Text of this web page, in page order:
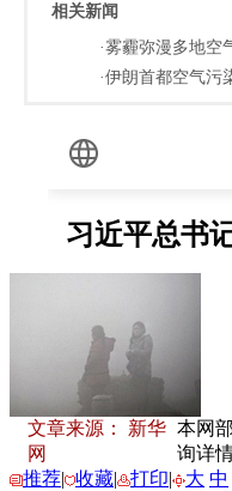
相关新闻
·雾霾弥漫多地空
·伊朗首都空气污
文章来源： 新华
网
本网
询详
推荐| 收藏| 打印| 大 中